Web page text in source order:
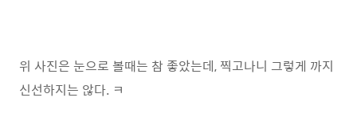
위 사진은 눈으로 볼때는 참 좋았는데, 찍고나니 그렇게 까지
신선하지는 않다. ㅋ